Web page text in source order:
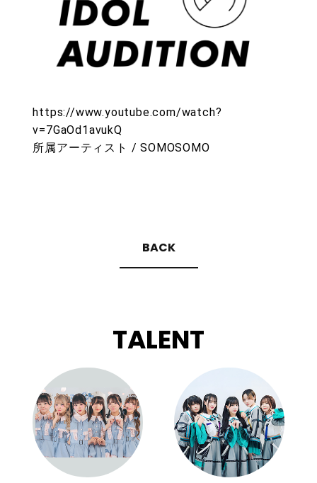
https://www.youtube.com/watch?
v=7GaOd1avukQ
所属アーティスト / SOMOSOMO
BACK
TALENT